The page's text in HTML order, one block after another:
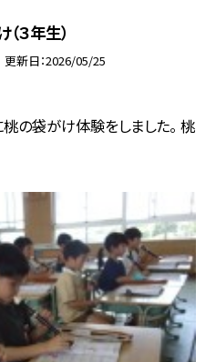
３年生）
更新日 2026/05/25
の袋がけ体験をしました。 桃